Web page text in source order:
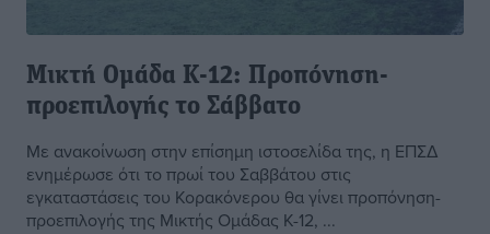
Μικτή Ομάδα Κ-12: Προπόνηση-
προεπιλογής το Σάββατο
Με ανακοίνωση στην επίσημη ιστοσελίδα της, η ΕΠΣΔ
ενημέρωσε ότι το πρωί του Σαββάτου στις
εγκαταστάσεις του Κορακόνερου θα γίνει προπόνηση-
προεπιλογής της Μικτής Ομάδας Κ-12, ...